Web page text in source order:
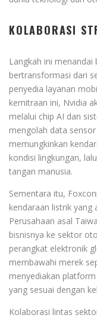
KOLABORASI
Langkah ini
bertransformasi dari
penyedia layanan
kemitraan ini, Nvidia
melalui chip AI dan
mengolah data
memungkinkan
kondisi lingkungan,
tangan manusia.
Sementara itu,
kendaraan listrik
Perusahaan asal
bisnisnya ke sektor
perangkat elektronik
membawahi merek
menyediakan
yang sesuai dengan
Kolaborasi lintas